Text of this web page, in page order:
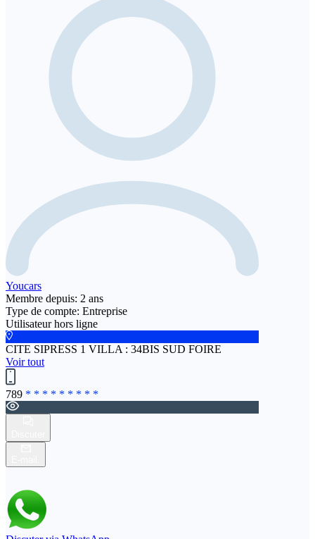
Youcars
Membre depuis: 2 ans
Type de compte: Entreprise
Utilisateur hors ligne
CITE SIPRESS 1 VILLA : 34BIS SUD FOIRE
Voir tout
789 * * * * * * * * *